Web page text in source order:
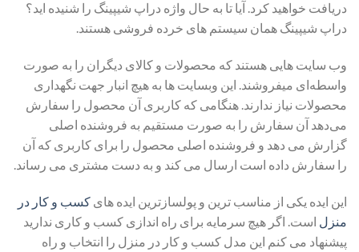
دریافت خواهید کرد. آیا تا به حال واژه دراپ شیپینگ را شنیده اید؟
دراپ شیپینگ همان سیستم های خرده فروشی هستند.
وب سایت هایی هستند که محصولات و کالای دیگران را به صورت
واسطه‌ای میفروشند. این وبسایت ها به هیچ انبار جهت نگهداری
محصولات نیاز ندارند. هنگامی که کاربری آن محصول را سفارش
می‌دهد آن سفارش را به صورت مستقیم به فروشنده اصلی
گزارش می دهد و فروشنده اصلی محصول را برای کاربری که آن
را سفارش داده است ارسال می کند و به دست مشتری می رساند.
این ایده یکی از مناسب ترین و پولسازترین ایده های کسب و کار در
منزل است. اگر هیچ سرمایه برای راه اندازی کسب و کاری ندارید
پیشنهاد می کنم این مدل کسب و کار در منزل را انتخاب و راه